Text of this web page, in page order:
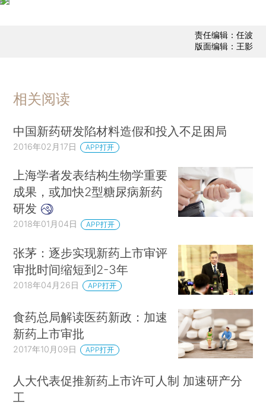
责任编辑：任波
版面编辑：王影
相关阅读
中国新药研发陷材料造假和投入不足困局
2016年02月17日 APP打开
上海学者发表结构生物学重要
成果，或加快2型糖尿病新药
研发
2018年01月04日 APP打开
张茅：逐步实现新药上市审评
审批时间缩短到2-3年
2018年04月26日 APP打开
食药总局解读医药新政：加速
新药上市审批
2017年10月09日 APP打开
人大代表促推新药上市许可人制 加速研产分
工